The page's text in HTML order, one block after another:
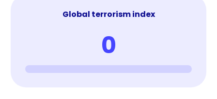
Global terrorism index
0